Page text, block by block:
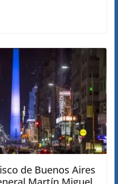
de Buenos Aires